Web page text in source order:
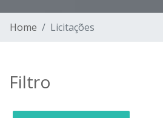
Home Licitações
Filtro